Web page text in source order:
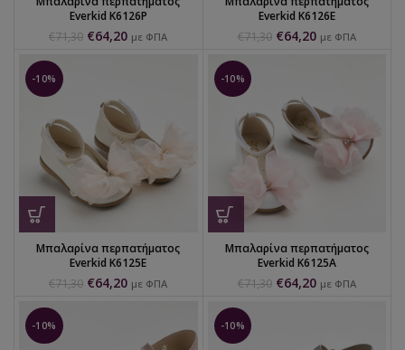
Everkid K6126P
€71,30 €64,20 με ΦΠΑ
Everkid K6126E
€71,30 €64,20 με ΦΠΑ
-10%
Μπαλαρίνα περπατήματος
Everkid K6125E
€71,30 €64,20 με ΦΠΑ
-10%
Μπαλαρίνα περπατήματος
Everkid K6125A
€71,30 €64,20 με ΦΠΑ
-10% -10%